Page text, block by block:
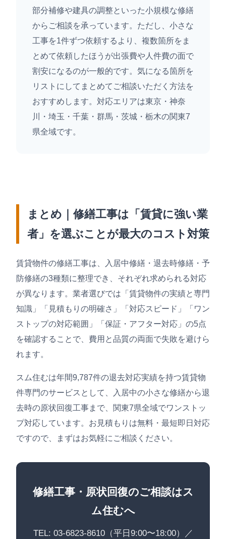
部分補修や建具の調整といった小規模な修繕
からご相談を承っています。ただし、小さな
工事を1件ずつ依頼するより、複数箇所をま
とめて依頼したほうが出張費や人件費の面で
割安になるのが一般的です。気になる箇所を
リストにしてまとめてご相談いただく方法を
おすすめします。対応エリアは東京・神奈
川・埼玉・千葉・群馬・茨城・栃木の関東7
県全域です。
まとめ｜修繕工事は「賃貸に強い業
者」を選ぶことが最大のコスト対策
賃貸物件の修繕工事は、入居中修繕・退去時修繕・予
防修繕の3種類に整理でき、それぞれ求められる対応
が異なります。業者選びでは「賃貸物件の実績と専門
知識」「見積もりの明確さ」「対応スピード」「ワン
ストップの対応範囲」「保証・アフター対応」の5点
を確認することで、費用と品質の両面で失敗を避けら
れます。
スム住むは年間9,787件の退去対応実績を持つ賃貸物
件専門のサービスとして、入居中の小さな修繕から退
去時の原状回復工事まで、関東7県全域でワンストッ
プ対応しています。お見積もりは無料・最短即日対応
ですので、まずはお気軽にご相談ください。
修繕工事・原状回復のご相談はス
ム住むへ
TEL: 03-6823-8610（平日9:00〜18:00）／